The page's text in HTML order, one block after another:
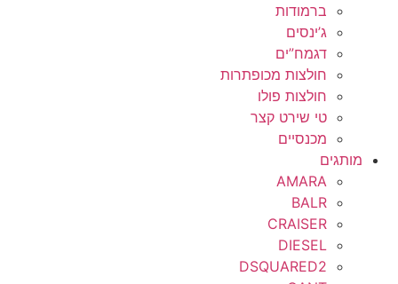
ברמודות
ג’ינסים
דגמח”ים
חולצות מכופתרות
חולצות פולו
טי שירט קצר
מכנסיים
מותגים
AMARA
BALR
CRAISER
DIESEL
DSQUARED2